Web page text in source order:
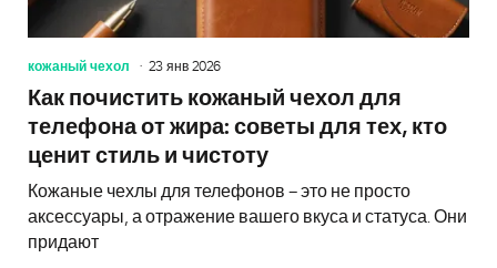
кожаный чехол 23 янв 2026
Как почистить кожаный чехол для
телефона от жира: советы для тех, кто
ценит стиль и чистоту
Кожаные чехлы для телефонов – это не просто
аксессуары, а отражение вашего вкуса и статуса. Они
придают